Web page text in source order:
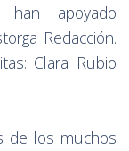
han apoyado
Redacción.
Clara Rubio
de los muchos